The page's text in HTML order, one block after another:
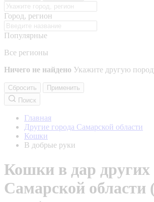
Город, регион
Популярные
Все регионы
Ничего не найдено Укажите другую
Сбросить
Применить
Поиск
Главная
Другие города Самарской области
Кошки
В добрые руки
Кошки в дар других
Самарской области